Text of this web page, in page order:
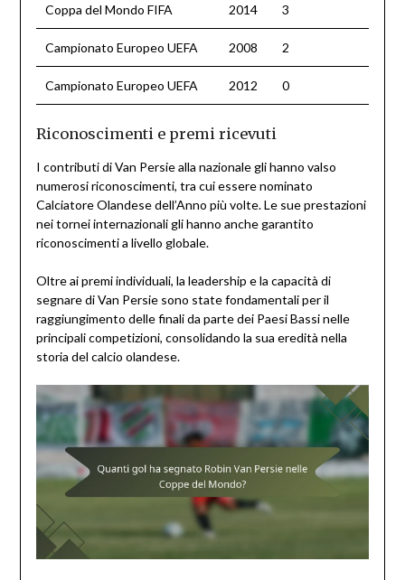
Coppa del Mondo FIFA 2014 3
Campionato Europeo UEFA 2008 2
Campionato Europeo UEFA 2012 0
Riconoscimenti e premi ricevuti
I contributi di Van Persie alla nazionale gli hanno valso
numerosi riconoscimenti, tra cui essere nominato
Calciatore Olandese dell’Anno più volte. Le sue prestazioni
nei tornei internazionali gli hanno anche garantito
riconoscimenti a livello globale.
Oltre ai premi individuali, la leadership e la capacità di
segnare di Van Persie sono state fondamentali per il
raggiungimento delle finali da parte dei Paesi Bassi nelle
principali competizioni, consolidando la sua eredità nella
storia del calcio olandese.